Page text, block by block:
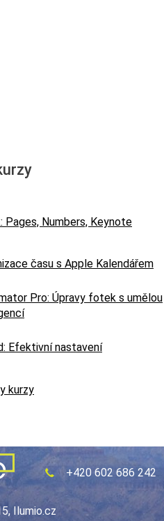
Pages, Numbers, Keynote
času s Apple Kalendářem
Pro: Úpravy fotek s umělou
Efektivní nastavení
kurzy
+420 602 686 242
Ilumio.cz